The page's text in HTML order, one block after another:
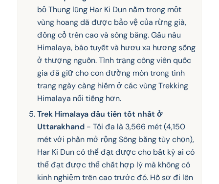
bộ Thung lũng Har Ki Dun nằm trong một
vùng hoang dã được bảo vệ của rừng già,
đồng cỏ trên cao và sông băng. Gấu nâu
Himalaya, báo tuyết và hươu xạ hương sống
ở thượng nguồn. Tình trạng công viên quốc
gia đã giữ cho con đường mòn trong tình
trạng ngày càng hiếm ở các vùng Trekking
Himalaya nổi tiếng hơn.
Trek Himalaya đầu tiên tốt nhất ở
Uttarakhand- Tối đa là 3,566 mét (4,150
mét với phần mở rộng Sông băng tùy chọn),
Har Ki Dun có thể đạt được cho bất kỳ ai có
thể đạt được thể chất hợp lý mà không có
kinh nghiệm trên cao trước đó. Hồ sơ đi lên